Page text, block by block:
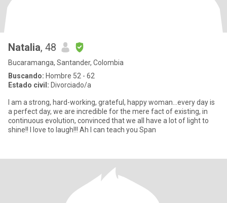
Natalia, 48
Bucaramanga, Santander, Colombia
Buscando: Hombre 52 - 62
Estado civil: Divorciado/a
I am a strong, hard-working, grateful, happy woman...every day is
a perfect day, we are incredible for the mere fact of existing, in
continuous evolution, convinced that we all have a lot of light to
shine!! I love to laugh!!! Ah I can teach you Span